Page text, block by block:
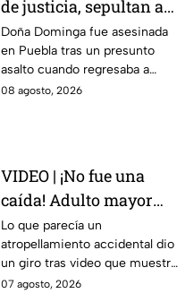
de justicia, sepultan a
doña Dominga, la
abuelita asesinada tras
asalto en Amozoc,
Puebla
Doña Dominga fue asesinada
en Puebla tras un presunto
asalto cuando regresaba a
casa; familiares y amigos la
08 agosto, 2026
VIDEO | ¡No fue una
caída! Adulto mayor
muere atropellado por
tráiler; joven lo empujó
en Monterrey
Lo que parecía un
atropellamiento accidental dio
un giro tras video que muestra
cómo un joven empujó a
07 agosto, 2026